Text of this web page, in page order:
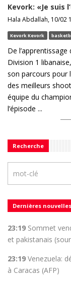
Kevork: «Je suis
Hala Abdallah, 10/02
Kevork Kevork
De
Division 1
son parcours pour
des meilleurs
équipe du
l’épisode ...
Recherche
Dernières nouvelles
23:19 Sommet
et pakistanais
23:19 Venezuela:
à Caracas (AFP)